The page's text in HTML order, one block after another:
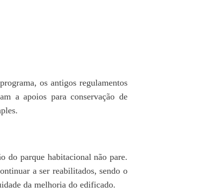
os antigos regulamentos
a apoios para conservação de
do parque habitacional não pare.
a ser reabilitados, sendo o
da melhoria do edificado.